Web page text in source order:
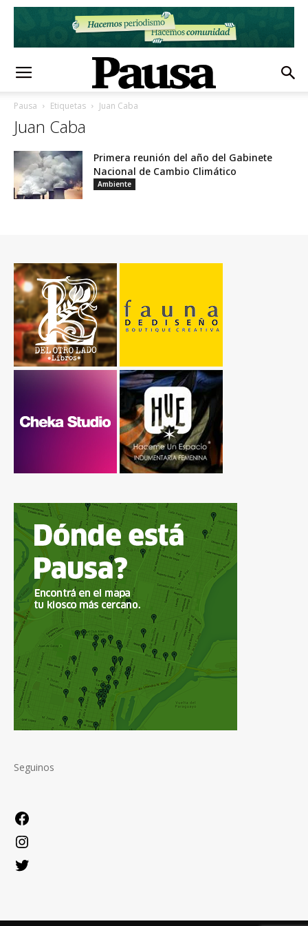
Pausa Etiquetas Juan Caba
Juan Caba
Primera reunión del año del Gabinete
Nacional de Cambio Climático
Ambiente
Seguinos